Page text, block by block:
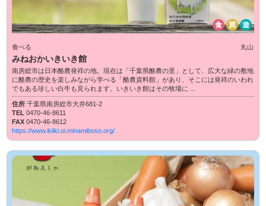
食 買 遊
食べる 丸山
みねおかいきいき館
南房総市は日本酪農発祥の地。現在は「千葉県酪農の里」として、広大な緑の敷地
に酪農の歴史を楽しみながら学べる「酪農資料館」があり、そこには発祥のいわれ
でもある珍しい白牛も見られます。いきいき館はその牧場に ...
住所千葉県南房総市大井681-2
TEL0470-46-8611
FAX0470-46-8612
https://www.ikiiki.oi.minamiboso.org/